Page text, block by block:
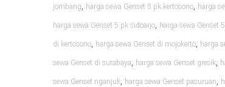
jombang, harga sewa Genset 5 pk kertosono, harga
harga sewa Genset 5 pk sidoarjo, harga sewa Genset
di kertosono, harga sewa Genset di mojokerto, harga
sewa Genset di surabaya, harga sewa Genset gresik,
sewa Genset nganjuk, harga sewa Genset pasuruan,